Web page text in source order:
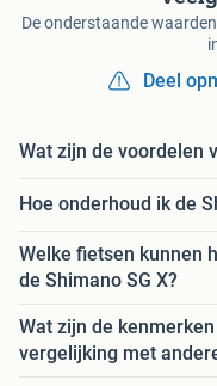
De onderstaande
Deel
Wat zijn de voordelen
Hoe onderhoud ik de
Welke fietsen kunnen
de Shimano SG X?
Wat zijn de
vergelijking met